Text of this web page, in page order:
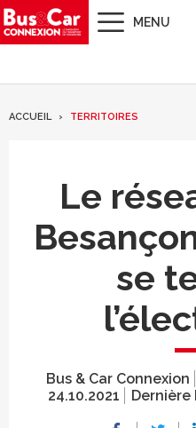
MENU
ACCUEIL TERRITOIRES
Le
se
Bus & Car Connexion
24.10.2021
Dernière